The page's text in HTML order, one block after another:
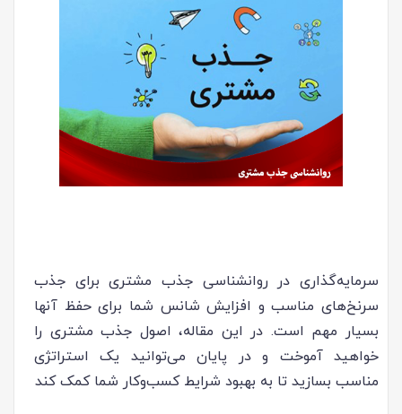
سرمایه‌گذاری در روانشناسی جذب مشتری برای جذب
سرنخ‌های مناسب و افزایش شانس شما برای حفظ آنها
بسیار مهم است. در این مقاله، اصول جذب مشتری را
خواهید آموخت و در پایان می‌توانید یک استراتژی
مناسب بسازید تا به بهبود شرایط کسب‌وکار شما کمک کند